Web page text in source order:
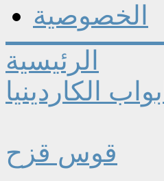
الخصوصية
الرئيسية
ابواب الكاردينيا
قوس قزح